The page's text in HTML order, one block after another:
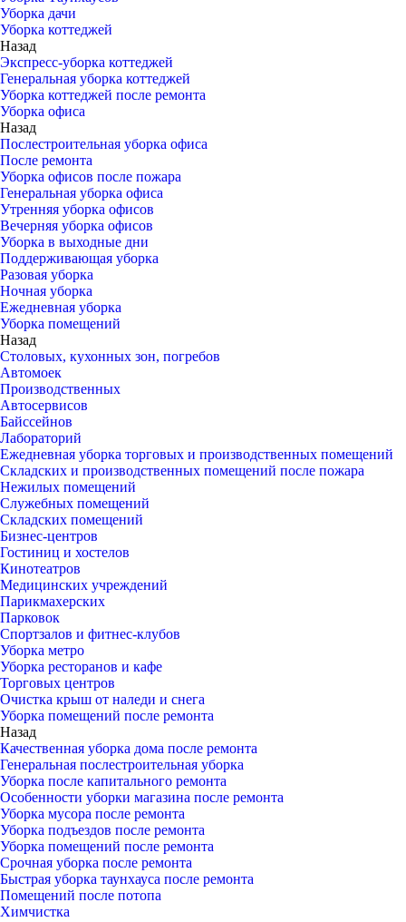
Уборка дачи
Уборка коттеджей
Назад
Экспресс-уборка коттеджей
Генеральная уборка коттеджей
Уборка коттеджей после ремонта
Уборка офиса
Назад
Послестроительная уборка офиса
После ремонта
Уборка офисов после пожара
Генеральная уборка офиса
Утренняя уборка офисов
Вечерняя уборка офисов
Уборка в выходные дни
Поддерживающая уборка
Разовая уборка
Ночная уборка
Ежедневная уборка
Уборка помещений
Назад
Столовых, кухонных зон, погребов
Автомоек
Производственных
Автосервисов
Байссейнов
Лабораторий
Ежедневная уборка торговых и производственных помещений
Складских и производственных помещений после пожара
Нежилых помещений
Служебных помещений
Складских помещений
Бизнес-центров
Гостиниц и хостелов
Кинотеатров
Медицинских учреждений
Парикмахерских
Парковок
Спортзалов и фитнес-клубов
Уборка метро
Уборка ресторанов и кафе
Торговых центров
Очистка крыш от наледи и снега
Уборка помещений после ремонта
Назад
Качественная уборка дома после ремонта
Генеральная послестроительная уборка
Уборка после капитального ремонта
Особенности уборки магазина после ремонта
Уборка мусора после ремонта
Уборка подъездов после ремонта
Уборка помещений после ремонта
Срочная уборка после ремонта
Быстрая уборка таунхауса после ремонта
Помещений после потопа
Химчистка